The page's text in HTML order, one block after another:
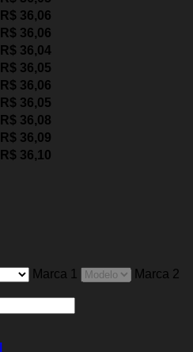
R$ 36,06
R$ 36,06
R$ 36,04
R$ 36,05
R$ 36,06
R$ 36,05
R$ 36,08
R$ 36,09
R$ 36,10
Marca 1 Marca 2